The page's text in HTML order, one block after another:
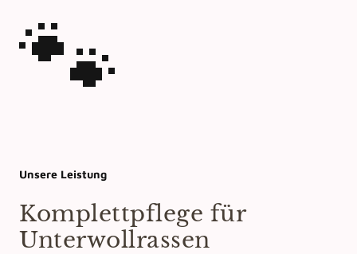
🐾
Unsere Leistung
Komplettpflege für
Unterwollrassen